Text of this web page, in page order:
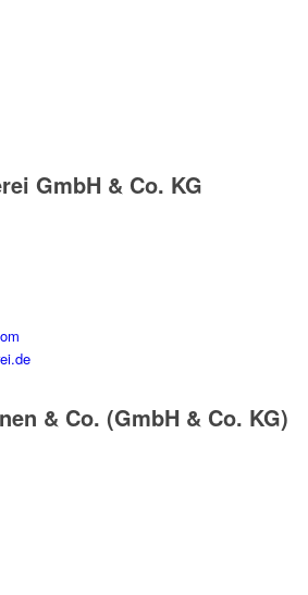
GmbH & Co. KG
& Co. (GmbH & Co. KG)